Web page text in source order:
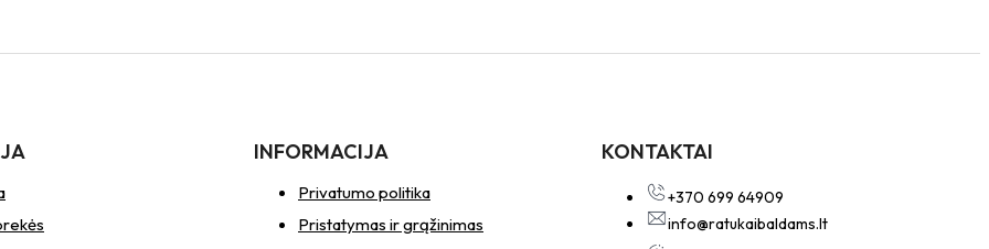
INFORMACIJA
Privatumo politika
Pristatymas ir grąžinimas
KONTAKTAI
+370 699 64909
info@ratukaibaldams.lt